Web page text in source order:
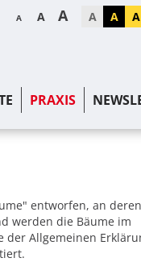
A A A A A A
PRAXIS
entworfen, an deren
werden die Bäume im
der Allgemeinen